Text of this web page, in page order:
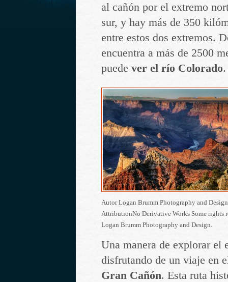
al cañón por el extremo
sur, y hay más de 350
entre estos dos extremos.
encuentra a más de 2500
puede ver el río Colorado.
Autor Logan Brumm Photography and
AttributionNo Derivative Works Some rights
Logan Brumm Photography and Design.
Una manera de explorar el
disfrutando de un viaje en
Gran Cañón. Esta ruta